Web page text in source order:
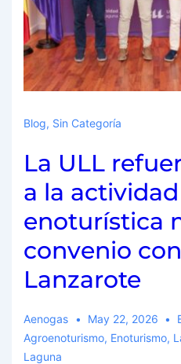
Blog, Sin Categoría
La ULL
a la
enoturística
convenio
Lanzarote
Aenogas May 22, 2026
Agroenoturismo, Enoturismo,
Laguna